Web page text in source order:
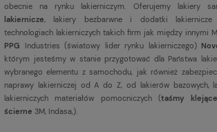
obecnie na rynku lakierniczym. Oferujemy lakiery
lakiernicze , lakiery bezbarwne i dodatki
technologiach lakierniczych takich firm jak między innymi
PPG Industries (światowy lider rynku lakierniczego)
którym jesteśmy w stanie przygotować dla Państwa
wybranego elementu z samochodu, jak również
naprawy lakierniczej od A do Z, od lakierów bazowych,
lakierniczych materiałów pomocniczych (taśmy klejące
ścierne 3M, Indasa,).